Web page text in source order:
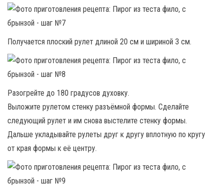
Получается плоский рулет длиной 20 см и шириной 3 см.
Разогрейте до 180 градусов духовку.
Выложите рулетом стенку разъёмной формы. Сделайте
следующий рулет и им снова выстелите стенку формы.
Дальше укладывайте рулеты друг к другу вплотную по кругу
от края формы к её центру.